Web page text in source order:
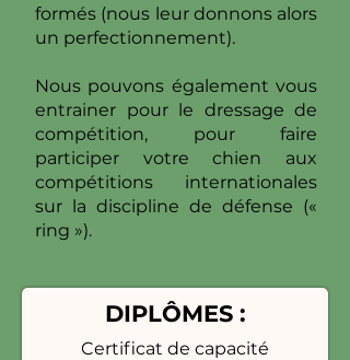
formés (nous leur donnons alors
un perfectionnement).
Nous pouvons également vous
entrainer pour le dressage de
compétition, pour faire
participer votre chien aux
compétitions internationales
sur la discipline de défense («
ring »).
DIPLÔMES :
Certificat de capacité